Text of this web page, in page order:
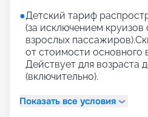
●Детский тариф
(за исключением
взрослых
от стоимости основного
Действует для возраста
(включительно).
Показать все условия